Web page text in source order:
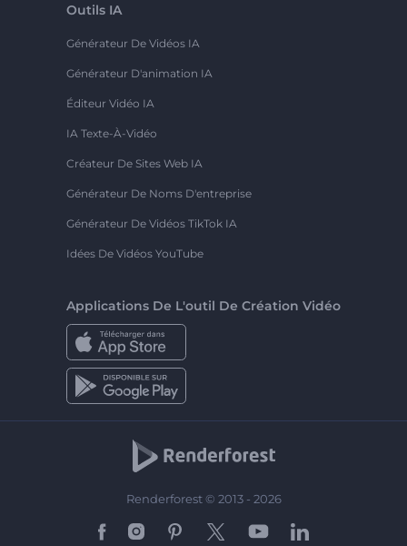
Outils IA
Générateur De Vidéos IA
Générateur D'animation IA
Éditeur Vidéo IA
IA Texte-À-Vidéo
Créateur De Sites Web IA
Générateur De Noms D'entreprise
Générateur De Vidéos TikTok IA
Idées De Vidéos YouTube
Applications De L'outil De Création Vidéo
Renderforest © 2013 - 2026